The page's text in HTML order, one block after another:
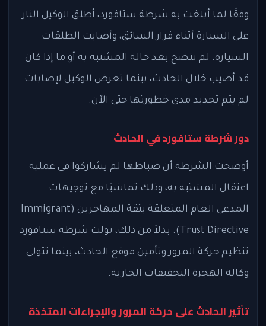
وفقًا لما أبلغت به شرطة ستافورد، أطلق الوكيل النار
على السيارة أثناء فرار السائق، وأصابت الطلقات
السيارة. لم تتضح بعد حالة المشتبه به أو ما إذا كان
قد أصيب خلال الحادث، بينما تعرض الوكيل لإصابات
لم يتم تحديد مدى خطورتها حتى الآن.
دور شرطة ستافورد في الحادث
أوضحت الشرطة أن ضباطها لم يشاركوا في عملية
اعتقال المشتبه به، وذلك تماشيًا مع توجيهات
المدعي العام المتعلقة بثقة المهاجرين (Immigrant
Trust Directive). بدلاً من ذلك، تولت شرطة ستافورد
تنظيم حركة المرور وتأمين موقع الحادث، بينما تتولى
وكالة الهجرة التحقيقات الجارية.
تأثير الحادث على حركة المرور والإجراءات المتخذة